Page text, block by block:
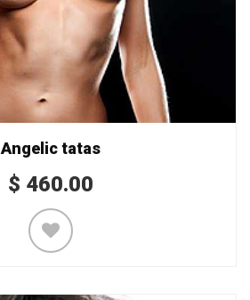
Angelic tatas
$ 460.00